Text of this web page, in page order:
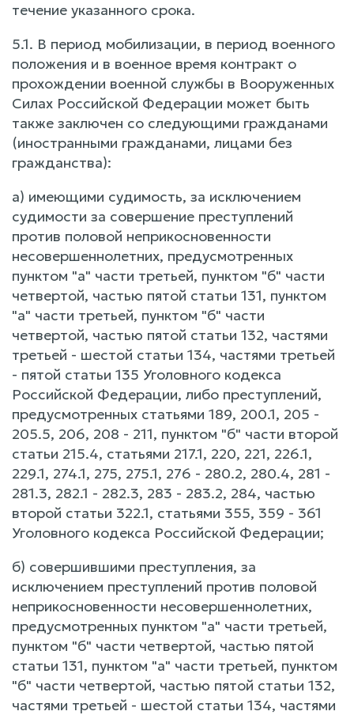
течение указанного срока.
5.1. В период мобилизации, в период военного
положения и в военное время контракт о
прохождении военной службы в Вооруженных
Силах Российской Федерации может быть
также заключен со следующими гражданами
(иностранными гражданами, лицами без
гражданства):
а) имеющими судимость, за исключением
судимости за совершение преступлений
против половой неприкосновенности
несовершеннолетних, предусмотренных
пунктом "а" части третьей, пунктом "б" части
четвертой, частью пятой статьи 131, пунктом
"а" части третьей, пунктом "б" части
четвертой, частью пятой статьи 132, частями
третьей - шестой статьи 134, частями третьей
- пятой статьи 135 Уголовного кодекса
Российской Федерации, либо преступлений,
предусмотренных статьями 189, 200.1, 205 -
205.5, 206, 208 - 211, пунктом "б" части второй
статьи 215.4, статьями 217.1, 220, 221, 226.1,
229.1, 274.1, 275, 275.1, 276 - 280.2, 280.4, 281 -
281.3, 282.1 - 282.3, 283 - 283.2, 284, частью
второй статьи 322.1, статьями 355, 359 - 361
Уголовного кодекса Российской Федерации;
б) совершившими преступления, за
исключением преступлений против половой
неприкосновенности несовершеннолетних,
предусмотренных пунктом "а" части третьей,
пунктом "б" части четвертой, частью пятой
статьи 131, пунктом "а" части третьей, пунктом
"б" части четвертой, частью пятой статьи 132,
частями третьей - шестой статьи 134, частями